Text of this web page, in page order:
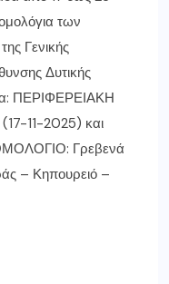
των
Γενικής
Δυτικής
ΠΕΡΙΦΕΡΕΙΑΚΗ
11-2025) και
Γρεβενά
– Κηπουρειό –